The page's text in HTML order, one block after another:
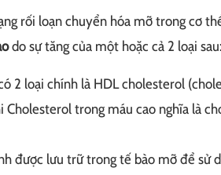
rối loạn chuyển hóa mỡ trong cơ
do sự tăng của một hoặc cả 2 loại sau:
2 loại chính là HDL cholesterol
trong máu cao nghĩa là
được lưu trữ trong tế bào mỡ để sử